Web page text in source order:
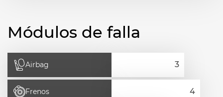
Módulos de falla
Airbag
Frenos